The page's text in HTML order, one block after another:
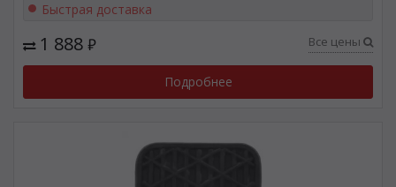
Быстрая доставка
1 888 ₽ Все цены
Подробнее